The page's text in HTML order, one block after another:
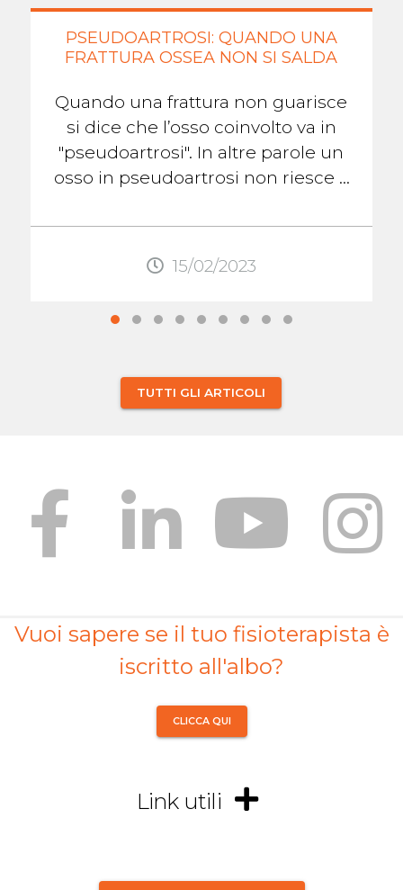
PSEUDOARTROSI: QUANDO UNA
FRATTURA OSSEA NON SI SALDA
Quando una frattura non guarisce
si dice che l’osso coinvolto va in
"pseudoartrosi". In altre parole un
osso in pseudoartrosi non riesce a
...
15/02/2023
TUTTI GLI ARTICOLI
Vuoi sapere se il tuo fisioterapista è
iscritto all'albo?
CLICCA QUI
Link utili